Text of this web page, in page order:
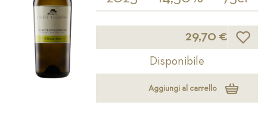
29,70 € Lista
Disponibile
Aggiungi al carrello